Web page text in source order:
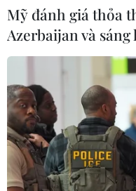
Mỹ đánh giá thỏa
Azerbaijan và sáng